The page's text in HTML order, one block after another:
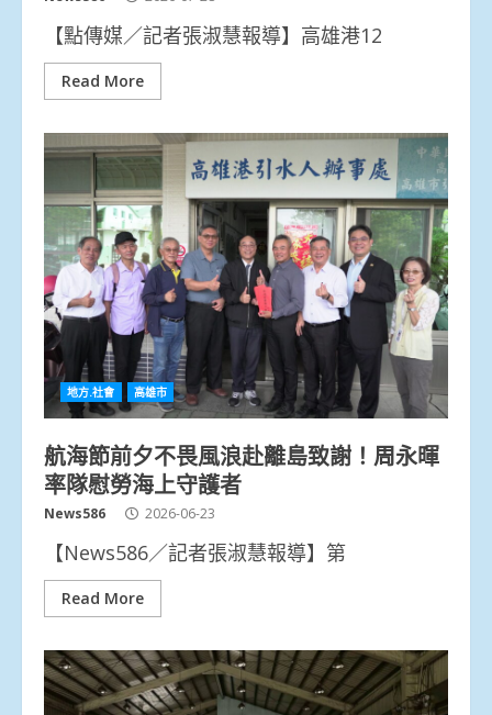
【點傳媒／記者張淑慧報導】高雄港12
Read More
地方.社會 高雄市
航海節前夕不畏風浪赴離島致謝！周永暉
率隊慰勞海上守護者
News586 2026-06-23
【News586／記者張淑慧報導】第
Read More